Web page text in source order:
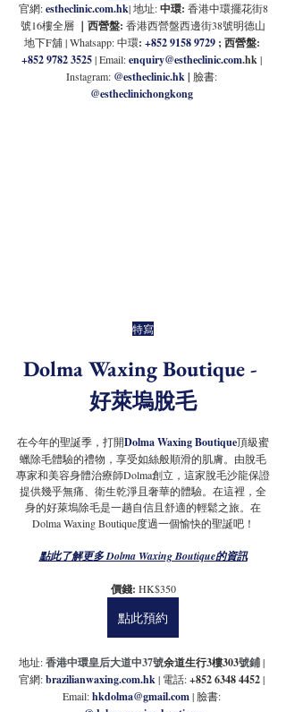
官網: estheclinic.com.hk| 地址: 中環: 香港中環擺花街8
號16樓全層 ｜西營盤: 香港西營盤西邊街38號明德山
地下F舖 | Whatsapp: 中環: +852 9158 9729 ; 西營盤:
+852 9782 3525| Email: enquiry@estheclinic.com.hk |
Instagram: @estheclinic.hk | 臉書:
@estheclinichongkong
特寫
Dolma Waxing Boutique -
好萊塢脫毛
在今年的聖誕季，打開Dolma Waxing Boutique頂級蜜
蠟除毛體驗的禮物，享受如絲般順滑的肌膚。由脫毛
專家和美容身體治療師Dolma創立，這家脫毛沙龍保證
提供幾乎無痛、衛生乾淨且奢華的體驗。在這裡，全
身的好萊塢除毛是一趟自信且舒適的輕鬆之旅。在
Dolma Waxing Boutique度過一個愉快的聖誕吧！
點此了解更多 Dolma Waxing Boutique的資訊
價錢: HK$350
點此預約
地址:香港中環皇后大道中37號余道生行3樓303號鋪|
官網: brazilianwaxing.com.hk | 電話: +852 6348 4452 |
Email: hkdolma@gmail.com| 臉書: